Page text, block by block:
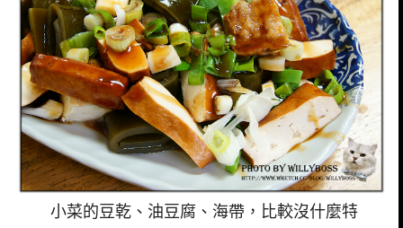
小菜的豆乾、油豆腐、海帶，比較沒什麼特